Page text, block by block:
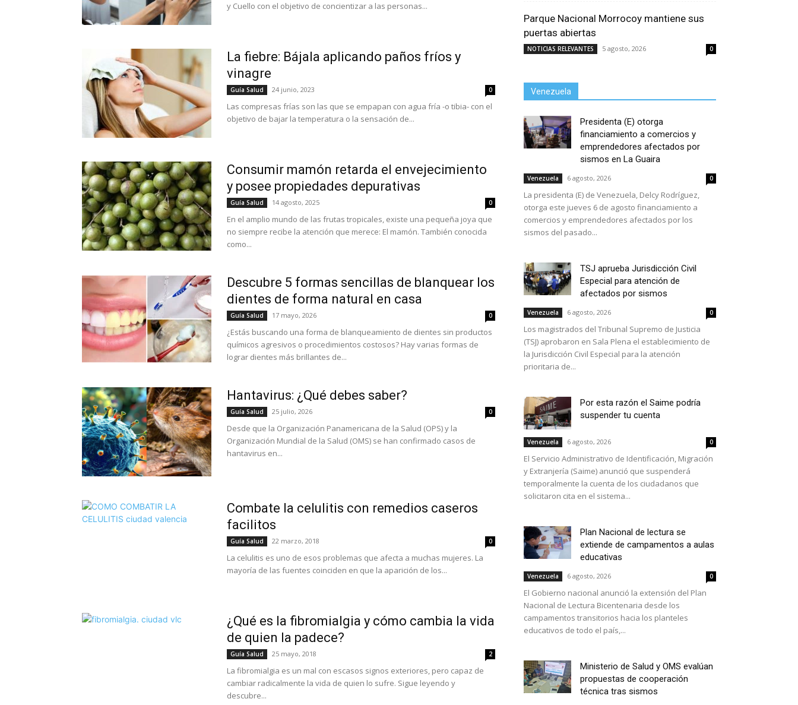
y Cuello con el objetivo de concientizar a las personas...
La fiebre: Bájala aplicando paños fríos y
vinagre
Guía Salud 24 junio, 2023 0
Las compresas frías son las que se empapan con agua fría -o tibia- con el
objetivo de bajar la temperatura o la sensación de...
Consumir mamón retarda el envejecimiento
y posee propiedades depurativas
Guía Salud 14 agosto, 2025 0
En el amplio mundo de las frutas tropicales, existe una pequeña joya que
no siempre recibe la atención que merece: El mamón. También conocida
como...
Descubre 5 formas sencillas de blanquear los
dientes de forma natural en casa
Guía Salud 17 mayo, 2026 0
¿Estás buscando una forma de blanqueamiento de dientes sin productos
químicos agresivos o procedimientos costosos? Hay varias formas de
lograr dientes más brillantes de...
Hantavirus: ¿Qué debes saber?
Guía Salud 25 julio, 2026 0
Desde que la Organización Panamericana de la Salud (OPS) y la
Organización Mundial de la Salud (OMS) se han confirmado casos de
hantavirus en...
Combate la celulitis con remedios caseros
facilitos
Guía Salud 22 marzo, 2018 0
La celulitis es uno de esos problemas que afecta a muchas mujeres. La
mayoría de las fuentes coinciden en que la aparición de los...
¿Qué es la fibromialgia y cómo cambia la vida
de quien la padece?
Guía Salud 25 mayo, 2018 2
La fibromialgia es un mal con escasos signos exteriores, pero capaz de
cambiar radicalmente la vida de quien lo sufre. Sigue leyendo y
descubre...
Parque Nacional Morrocoy mantiene sus
puertas abiertas
NOTICIAS RELEVANTES 5 agosto, 2026 0
Venezuela
Presidenta (E) otorga
financiamiento a comercios y
emprendedores afectados por
sismos en La Guaira
Venezuela 6 agosto, 2026 0
La presidenta (E) de Venezuela, Delcy Rodríguez,
otorga este jueves 6 de agosto financiamiento a
comercios y emprendedores afectados por los
sismos del pasado...
TSJ aprueba Jurisdicción Civil
Especial para atención de
afectados por sismos
Venezuela 6 agosto, 2026 0
Los magistrados del Tribunal Supremo de Justicia
(TSJ) aprobaron en Sala Plena el establecimiento de
la Jurisdicción Civil Especial para la atención
prioritaria de...
Por esta razón el Saime podría
suspender tu cuenta
Venezuela 6 agosto, 2026 0
El Servicio Administrativo de Identificación, Migración
y Extranjería (Saime) anunció que suspenderá
temporalmente la cuenta de los ciudadanos que
solicitaron cita en el sistema...
Plan Nacional de lectura se
extiende de campamentos a aulas
educativas
Venezuela 6 agosto, 2026 0
El Gobierno nacional anunció la extensión del Plan
Nacional de Lectura Bicentenaria desde los
campamentos transitorios hacia los planteles
educativos de todo el país,...
Ministerio de Salud y OMS evalúan
propuestas de cooperación
técnica tras sismos